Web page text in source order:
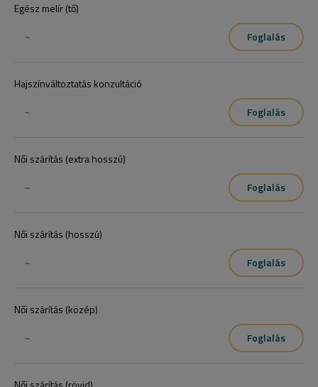
Egész melír (tő)
~
Foglalás
Hajszínváltoztatás konzultáció
~
Foglalás
Női szárítás (extra hosszú)
~
Foglalás
Női szárítás (hosszú)
~
Foglalás
Női szárítás (közép)
~
Foglalás